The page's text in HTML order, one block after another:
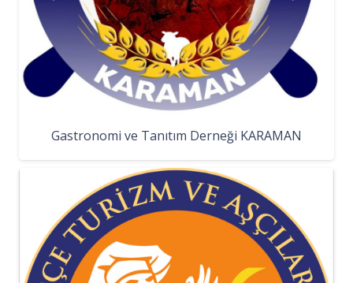
Gastronomi ve Tanıtım Derneği KARAMAN